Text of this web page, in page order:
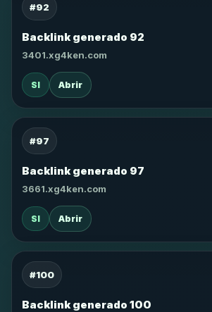
#92
Backlink generado 92
3401.xg4ken.com
SI Abrir
#97
Backlink generado 97
3661.xg4ken.com
SI Abrir
#100
Backlink generado 100